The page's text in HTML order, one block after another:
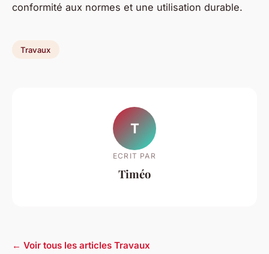
conformité aux normes et une utilisation durable.
Travaux
T
ECRIT PAR
Timéo
← Voir tous les articles Travaux